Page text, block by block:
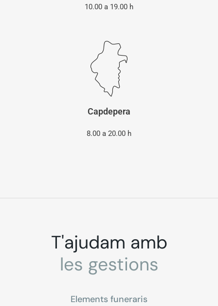
10.00 a 19.00 h
Capdepera
8.00 a 20.00 h
T'ajudam amb
les gestions
Elements funeraris